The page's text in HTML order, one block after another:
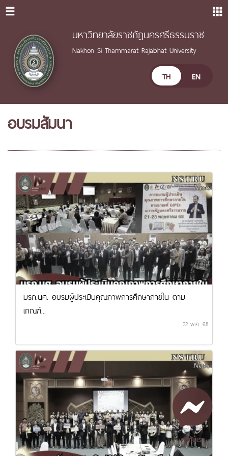
มหาวิทยาลัยราชภัฏนครศรีธรรมราช
Nakhon Si Thammarat Rajabhat University
TH EN
อบรมสัมนา
มรภ.นศ. อบรมผู้ประเมินคุณภาพการศึกษาภายใน ตาม
เกณฑ์...
22 พ.ค. 68
คุยกับเรา